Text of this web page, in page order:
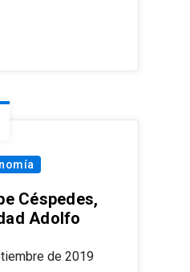
Céspedes,
Adolfo
de 2019